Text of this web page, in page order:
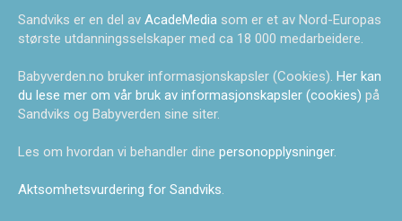
Sandviks er en del av AcadeMedia som er et av Nord-Europas
største utdanningsselskaper med ca 18 000 medarbeidere.
Babyverden.no bruker informasjonskapsler (Cookies). Her kan
du lese mer om vår bruk av informasjonskapsler (cookies) på
Sandviks og Babyverden sine siter.
Les om hvordan vi behandler dine personopplysninger.
Aktsomhetsvurdering for Sandviks.